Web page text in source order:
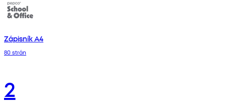
Zápisník A4
80 strán
2